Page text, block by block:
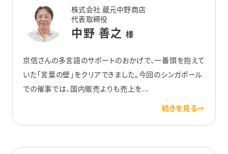
株式会社 蔵元中野商店
代表取締役
中野 善之 様
京信さんの多言語のサポートのおかげで、一番頭を抱えて
いた「言葉の壁」をクリアできました。今回のシンガポール
での催事では、国内販売よりも売上を...